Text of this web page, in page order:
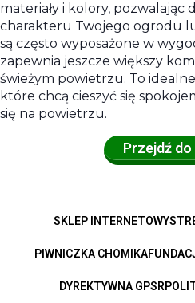
materiały i kolory, pozwalając
charakteru Twojego ogrodu
są często wyposażone w
zapewnia jeszcze większy
świeżym powietrzu. To
które chcą cieszyć się
się na powietrzu.
Przejdź
SKLEP INTERNETOWY
PIWNICZKA CHOMIKA
DYREKTYWNA GPSR